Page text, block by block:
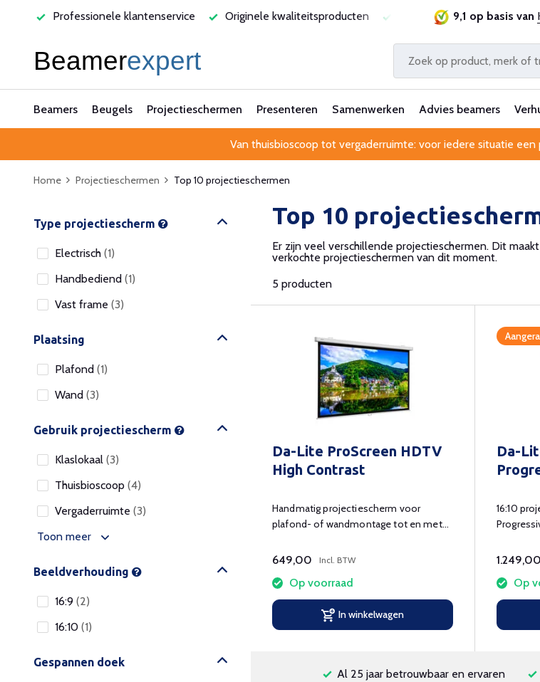
Professionele klantenservice Originele kwaliteitsproducten Laagste prijsgarantie Al
9,1 op basis van
Beamers Beugels Projectieschermen Presenteren Samenwerken Advies beamers
Van thuisbioscoop tot vergaderruimte: voor iedere situatie een
Home Projectieschermen Top 10 projectieschermen
Type projectiescherm
Electrisch (1)
Handbediend (1)
Vast frame (3)
Plaatsing
Plafond (1)
Wand (3)
Gebruik projectiescherm
Klaslokaal (3)
Thuisbioscoop (4)
Vergaderruimte (3)
Toon meer
Beeldverhouding
16:9 (2)
16:10 (1)
Gespannen doek
Top 10
Er zijn veel verschillende projectieschermen. Dit
verkochte projectieschermen van dit moment.
5 producten
Da-Lite ProScreen HDTV
High Contrast
Handmatig projectiescherm voor
plafond- of wandmontage tot en met
649,00 Incl. BTW
Op voorraad
In winkelwagen
Da-
16:10
1.249,00
Op
Al 25 jaar betrouwbaar en ervaren